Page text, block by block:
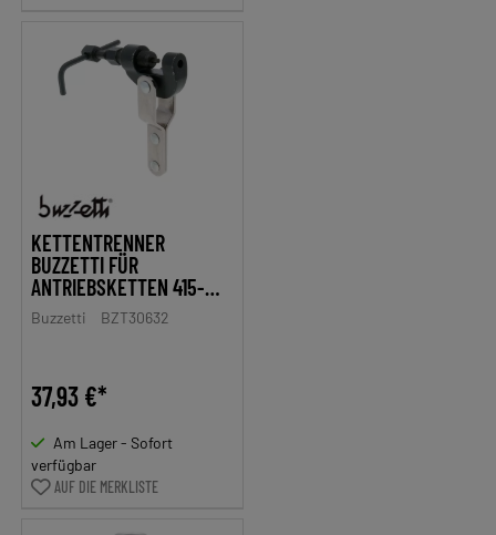
KETTENTRENNER
BUZZETTI FÜR
ANTRIEBSKETTEN 415-
532
Buzzetti BZT30632
37,93 €*
Am Lager - Sofort
verfügbar
AUF DIE MERKLISTE